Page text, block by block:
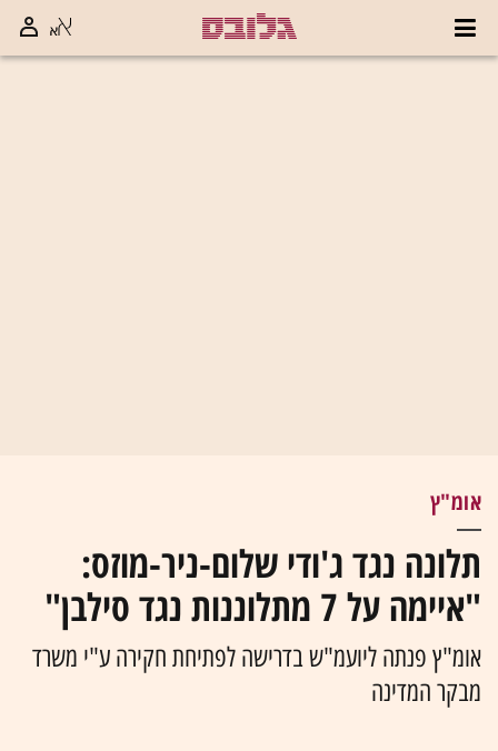
אומ"ץ
תלונה נגד ג'ודי שלום-ניר-מוזס:
"איימה על 7 מתלוננות נגד סילבן"
אומ"ץ פנתה ליועמ"ש בדרישה לפתיחת חקירה ע"י משרד
מבקר המדינה